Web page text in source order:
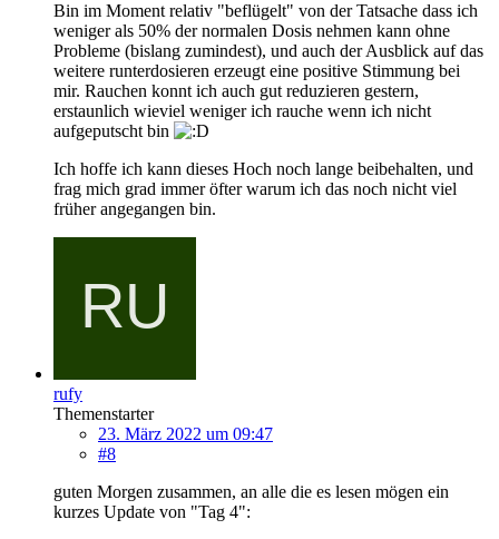
Bin im Moment relativ "beflügelt" von der Tatsache dass ich
weniger als 50% der normalen Dosis nehmen kann ohne
Probleme (bislang zumindest), und auch der Ausblick auf das
weitere runterdosieren erzeugt eine positive Stimmung bei
mir. Rauchen konnt ich auch gut reduzieren gestern,
erstaunlich wieviel weniger ich rauche wenn ich nicht
aufgeputscht bin
Ich hoffe ich kann dieses Hoch noch lange beibehalten, und
frag mich grad immer öfter warum ich das noch nicht viel
früher angegangen bin.
rufy
Themenstarter
23. März 2022 um 09:47
#8
guten Morgen zusammen, an alle die es lesen mögen ein
kurzes Update von "Tag 4":